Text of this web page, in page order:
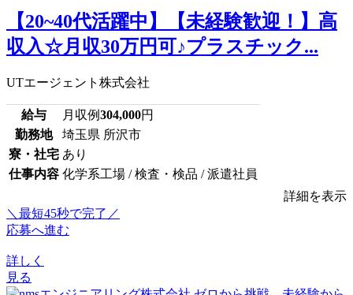
【20~40代活躍中】【未経験歓迎！】高
収入☆月収30万円可♪プラスチック...
UTエージェント株式会社
給与 月収例304,000円
勤務地
埼玉県 所沢市
寮・社宅 あり
仕事内容 化学系工場 / 検査・検品 / 派遣社員
詳細を表示
＼最短45秒で完了／
応募へ進む
詳しく
見る